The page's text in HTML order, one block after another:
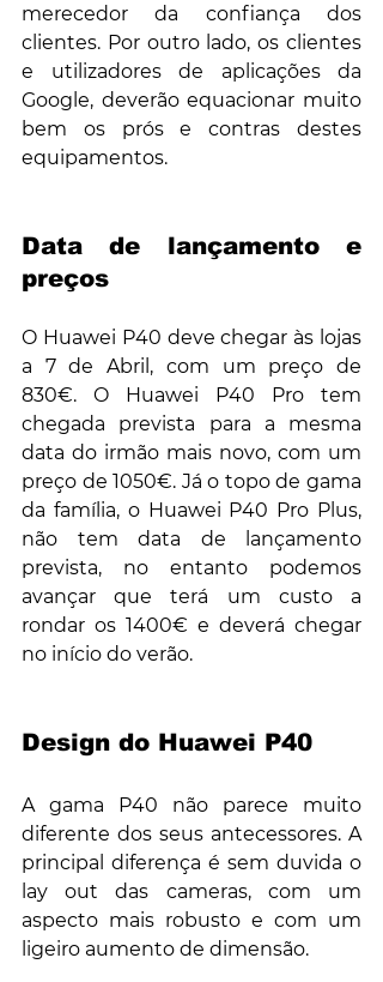
merecedor da confiança dos
clientes. Por outro lado, os clientes
e utilizadores de aplicações da
Google, deverão equacionar muito
bem os prós e contras destes
equipamentos.
Data de lançamento e
preços
O Huawei P40 deve chegar às lojas
a 7 de Abril, com um preço de
830€. O Huawei P40 Pro tem
chegada prevista para a mesma
data do irmão mais novo, com um
preço de 1050€. Já o topo de gama
da família, o Huawei P40 Pro Plus,
não tem data de lançamento
prevista, no entanto podemos
avançar que terá um custo a
rondar os 1400€ e deverá chegar
no início do verão.
Design do Huawei P40
A gama P40 não parece muito
diferente dos seus antecessores. A
principal diferença é sem duvida o
lay out das cameras, com um
aspecto mais robusto e com um
ligeiro aumento de dimensão.